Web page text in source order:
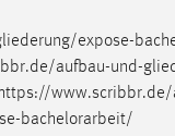
expose-
aufbau-und-
www.scribbr.de/
bachelorarbeit/